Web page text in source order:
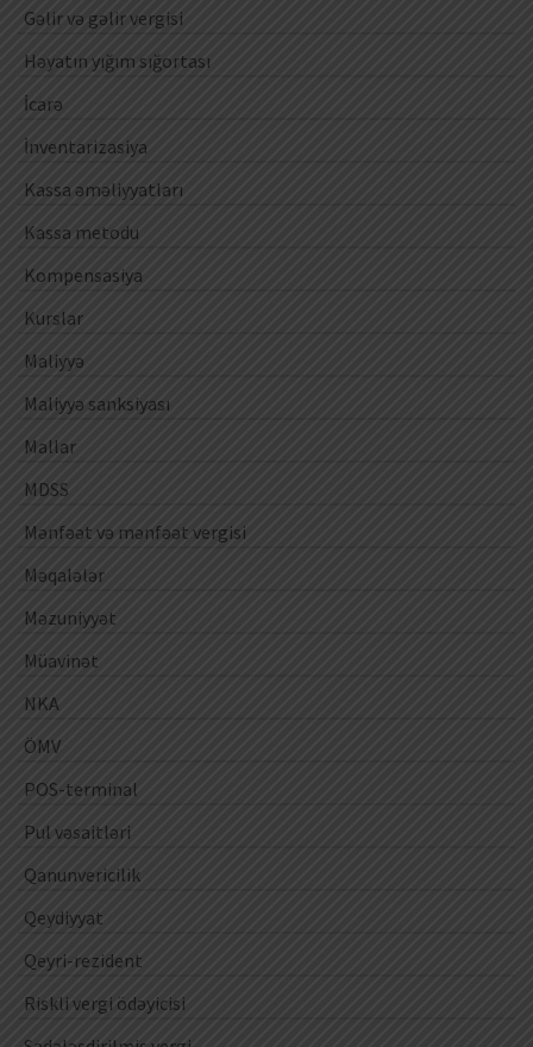
Gəlir və gəlir vergisi
Həyatın yığım sığortası
İcarə
İnventarizasiya
Kassa əməliyyatları
Kassa metodu
Kompensasiya
Kurslar
Maliyyə
Maliyyə sanksiyası
Mallar
MDSS
Mənfəət və mənfəət vergisi
Məqalələr
Məzuniyyət
Müavinət
NKA
ÖMV
POS-terminal
Pul vəsaitləri
Qanunvericilik
Qeydiyyat
Qeyri-rezident
Riskli vergi ödəyicisi